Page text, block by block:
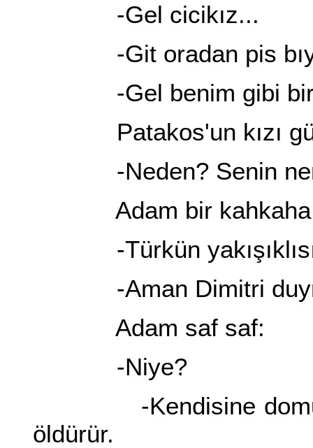
-Gel cicikız...
-Git oradan pis
-Gel benim gibi bir
Patakos'un kızı
-Neden? Senin
Adam bir kahkaha
-Türkün yakışıklısı
-Aman Dimitri
Adam saf saf:
-Niye?
-Kendisine domuz
öldürür.